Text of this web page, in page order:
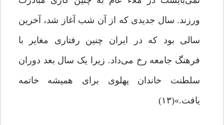
ورزند. سال جدیدی که از آن شب آغاز شد، آخرین
سالی بود که در ایران چنین رفتاری مغایر با
فرهنگ جامعه رخ می‌داد. زیرا یک سال بعد دوران
سلطنت خاندان پهلوی برای همیشه خاتمه
یافت.»(۱۳)